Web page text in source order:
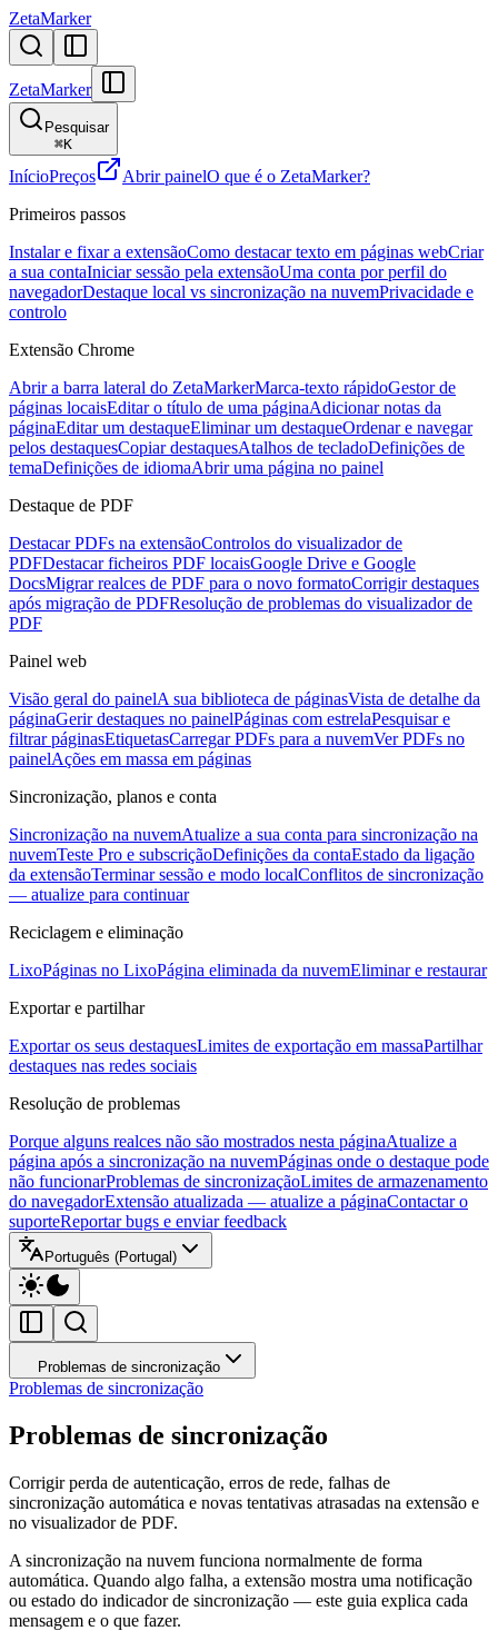
ZetaMarker
ZetaMarker
Pesquisar
⌘K
InícioPreços Abrir painelO que é o ZetaMarker?
Primeiros passos
Instalar e fixar a extensãoComo destacar texto em páginas webCriar
a sua contaIniciar sessão pela extensãoUma conta por perfil do
navegadorDestaque local vs sincronização na nuvemPrivacidade e
controlo
Extensão Chrome
Abrir a barra lateral do ZetaMarkerMarca-texto rápidoGestor de
páginas locaisEditar o título de uma páginaAdicionar notas da
páginaEditar um destaqueEliminar um destaqueOrdenar e navegar
pelos destaquesCopiar destaquesAtalhos de tecladoDefinições de
temaDefinições de idiomaAbrir uma página no painel
Destaque de PDF
Destacar PDFs na extensãoControlos do visualizador de
PDFDestacar ficheiros PDF locaisGoogle Drive e Google
DocsMigrar realces de PDF para o novo formatoCorrigir destaques
após migração de PDFResolução de problemas do visualizador de
PDF
Painel web
Visão geral do painelA sua biblioteca de páginasVista de detalhe da
páginaGerir destaques no painelPáginas com estrelaPesquisar e
filtrar páginasEtiquetasCarregar PDFs para a nuvemVer PDFs no
painelAções em massa em páginas
Sincronização, planos e conta
Sincronização na nuvemAtualize a sua conta para sincronização na
nuvemTeste Pro e subscriçãoDefinições da contaEstado da ligação
da extensãoTerminar sessão e modo localConflitos de sincronização
— atualize para continuar
Reciclagem e eliminação
LixoPáginas no LixoPágina eliminada da nuvemEliminar e restaurar
Exportar e partilhar
Exportar os seus destaquesLimites de exportação em massaPartilhar
destaques nas redes sociais
Resolução de problemas
Porque alguns realces não são mostrados nesta páginaAtualize a
página após a sincronização na nuvemPáginas onde o destaque pode
não funcionarProblemas de sincronizaçãoLimites de armazenamento
do navegadorExtensão atualizada — atualize a páginaContactar o
suporteReportar bugs e enviar feedback
Português (Portugal)
Problemas de sincronização
Problemas de sincronização
Problemas de sincronização
Corrigir perda de autenticação, erros de rede, falhas de
sincronização automática e novas tentativas atrasadas na extensão e
no visualizador de PDF.
A sincronização na nuvem funciona normalmente de forma
automática. Quando algo falha, a extensão mostra uma notificação
ou estado do indicador de sincronização — este guia explica cada
mensagem e o que fazer.